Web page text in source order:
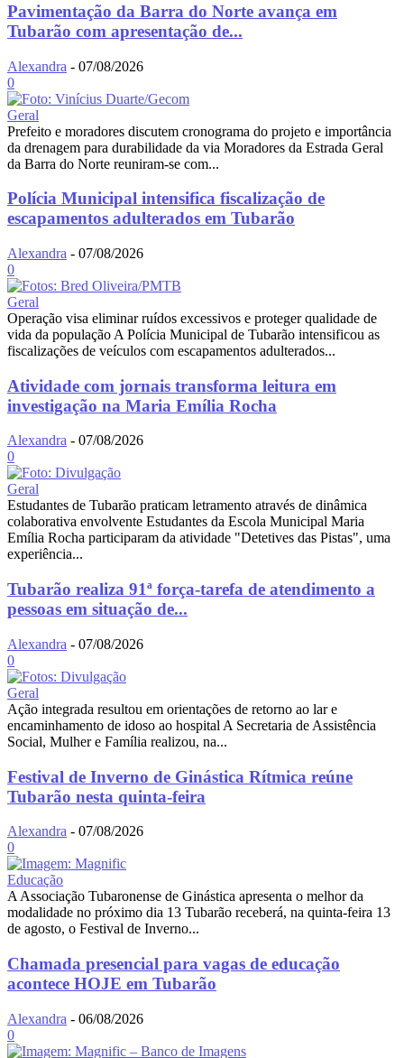
Pavimentação da Barra do Norte avança em
Tubarão com apresentação de...
Alexandra - 07/08/2026
0
Geral
Prefeito e moradores discutem cronograma do projeto e importância
da drenagem para durabilidade da via Moradores da Estrada Geral
da Barra do Norte reuniram-se com...
Polícia Municipal intensifica fiscalização de
escapamentos adulterados em Tubarão
Alexandra - 07/08/2026
0
Geral
Operação visa eliminar ruídos excessivos e proteger qualidade de
vida da população A Polícia Municipal de Tubarão intensificou as
fiscalizações de veículos com escapamentos adulterados...
Atividade com jornais transforma leitura em
investigação na Maria Emília Rocha
Alexandra - 07/08/2026
0
Geral
Estudantes de Tubarão praticam letramento através de dinâmica
colaborativa envolvente Estudantes da Escola Municipal Maria
Emília Rocha participaram da atividade "Detetives das Pistas", uma
experiência...
Tubarão realiza 91ª força-tarefa de atendimento a
pessoas em situação de...
Alexandra - 07/08/2026
0
Geral
Ação integrada resultou em orientações de retorno ao lar e
encaminhamento de idoso ao hospital A Secretaria de Assistência
Social, Mulher e Família realizou, na...
Festival de Inverno de Ginástica Rítmica reúne
Tubarão nesta quinta-feira
Alexandra - 07/08/2026
0
Educação
A Associação Tubaronense de Ginástica apresenta o melhor da
modalidade no próximo dia 13 Tubarão receberá, na quinta-feira 13
de agosto, o Festival de Inverno...
Chamada presencial para vagas de educação
acontece HOJE em Tubarão
Alexandra - 06/08/2026
0